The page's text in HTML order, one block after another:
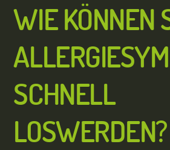
WIE KÖNNEN
SCHNELL
LOSWERDEN?